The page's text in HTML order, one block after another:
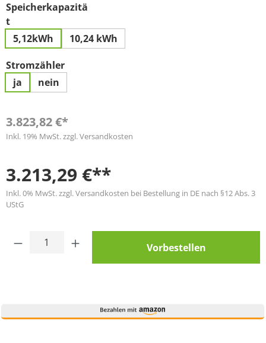
Speicherkapazitä
tauswählen
5,12kWh
10,24 kWh
Stromzählerauswählen
ja
nein
3.823,82 €*
Inkl. 19% MwSt. zzgl. Versandkosten
3.213,29 €**
Inkl. 0% MwSt. zzgl. Versandkosten bei Bestellung in DE nach §12 Abs. 3
UStG
Produkt Anzahl: Gib den gewünschten
Vorbestellen